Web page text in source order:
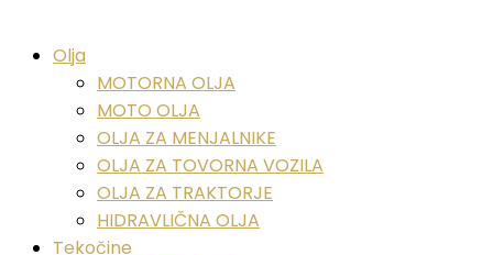
Olja
MOTORNA OLJA
MOTO OLJA
OLJA ZA MENJALNIKE
OLJA ZA TOVORNA VOZILA
OLJA ZA TRAKTORJE
HIDRAVLIČNA OLJA
Tekočine